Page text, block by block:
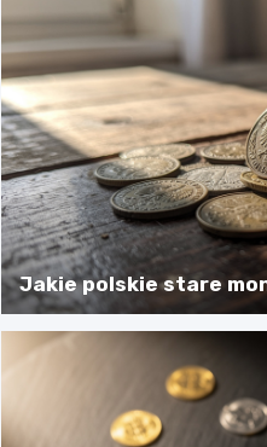
Jakie polskie stare